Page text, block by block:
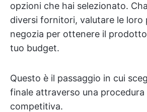
opzioni che hai selezionato.
diversi fornitori, valutare le loro
negozia per ottenere il
tuo budget.
Questo è il passaggio in cui
finale attraverso una procedura
competitiva.